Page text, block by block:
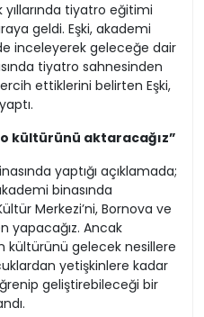
yıllarında tiyatro eğitimi
geldi. Eşki, akademi
inceleyerek geleceğe dair
tiyatro sahnesinden
ettiklerini belirten Eşki,
kültürünü aktaracağız”
yaptığı açıklamada;
binasında
Merkezi’ni, Bornova ve
yapacağız. Ancak
kültürünü gelecek nesillere
yetişkinlere kadar
geliştirebileceği bir